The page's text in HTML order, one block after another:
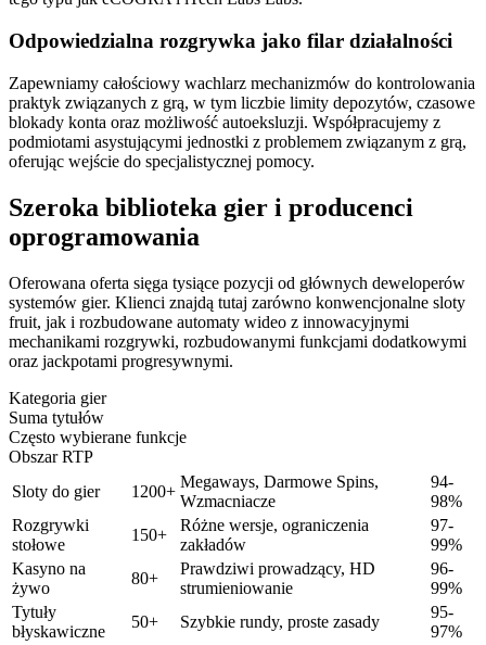
Odpowiedzialna rozgrywka jako filar działalności
Zapewniamy całościowy wachlarz mechanizmów do kontrolowania
praktyk związanych z grą, w tym liczbie limity depozytów, czasowe
blokady konta oraz możliwość autoeksluzji. Współpracujemy z
podmiotami asystującymi jednostki z problemem związanym z grą,
oferując wejście do specjalistycznej pomocy.
Szeroka biblioteka gier i producenci
oprogramowania
Oferowana oferta sięga tysiące pozycji od głównych deweloperów
systemów gier. Klienci znajdą tutaj zarówno konwencjonalne sloty
fruit, jak i rozbudowane automaty wideo z innowacyjnymi
mechanikami rozgrywki, rozbudowanymi funkcjami dodatkowymi
oraz jackpotami progresywnymi.
Kategoria gier
Suma tytułów
Często wybierane funkcje
Obszar RTP
Sloty do gier
1200+
Megaways, Darmowe Spins,
Wzmacniacze
94-
98%
Rozgrywki
stołowe
150+
Różne wersje, ograniczenia
zakładów
97-
99%
Kasyno na
żywo
80+
Prawdziwi prowadzący, HD
strumieniowanie
96-
99%
Tytuły
błyskawiczne
50+ Szybkie rundy, proste zasady
95-
97%